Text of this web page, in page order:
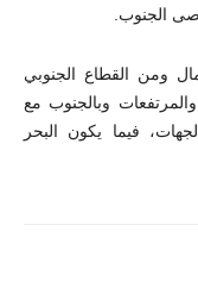
ومن القطاع الجنوبي
وبالجنوب مع
فيما يكون البحر